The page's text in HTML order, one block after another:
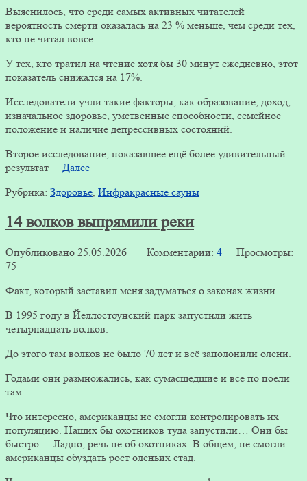
Выяснилось, что среди самых активных читателей
вероятность смерти оказалась на 23 % меньше, чем среди тех,
кто не читал вовсе.
У тех, кто тратил на чтение хотя бы 30 минут ежедневно, этот
показатель снижался на 17%.
Исследователи учли такие факторы, как образование, доход,
изначальное здоровье, умственные способности, семейное
положение и наличие депрессивных состояний.
Второе исследование, показавшее ещё более удивительный
результат —Далее
Рубрика: Здоровье, Инфракрасные сауны
14 волков выпрямили реки
Опубликовано 25.05.2026 · Комментарии: 4 · Просмотры:
75
Факт, который заставил меня задуматься о законах жизни.
В 1995 году в Йеллостоунский парк запустили жить
четырнадцать волков.
До этого там волков нe было 70 лет и всё заполонили олени.
Годами они размножались, как сумасшедшие и всё по поели
там.
Что интересно, американцы не смогли контролировать их
популяцию. Наших бы охотников туда запустили… Они бы
быстро… Ладно, речь не об охотниках. В общем, не смогли
американцы обуздать рост оленьих стад.